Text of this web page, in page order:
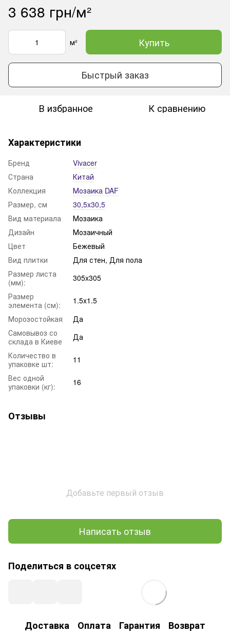
3 638 грн/м²
м² Купить
Быстрый заказ
В избранное К сравнению
Характеристики
Бренд
Vivacer
Страна
Китай
Коллекция
Мозаика DAF
Размер, см
30,5x30,5
Вид материала
Мозаика
Дизайн
Мозаичный
Цвет
Бежевый
Вид плитки
Для стен, Для пола
Размер листа
(мм):
305x305
Размер
элемента (см):
1.5x1.5
Морозостойкая
Да
Самовывоз со
склада в Киеве
Да
Количество в
упаковке шт:
11
Вес одной
упаковки (кг):
16
Отзывы
Добавьте первый отзыв
Написать отзыв
Поделиться в соцсетях
Доставка Оплата Гарантия Возврат